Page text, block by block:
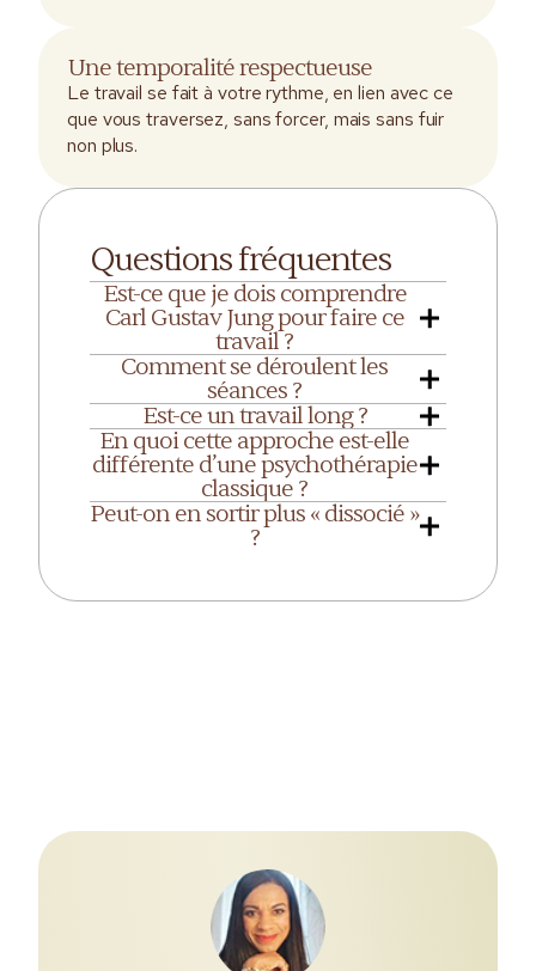
Une temporalité respectueuse
Le travail se fait à votre rythme, en lien avec ce
que vous traversez, sans forcer, mais sans fuir
non plus.
Questions fréquentes
Est-ce que je dois comprendre
Carl Gustav Jung pour faire ce
travail ?
Comment se déroulent les
séances ?
Est-ce un travail long ?
En quoi cette approche est-elle
différente d’une psychothérapie
classique ?
Peut-on en sortir plus « dissocié »
?